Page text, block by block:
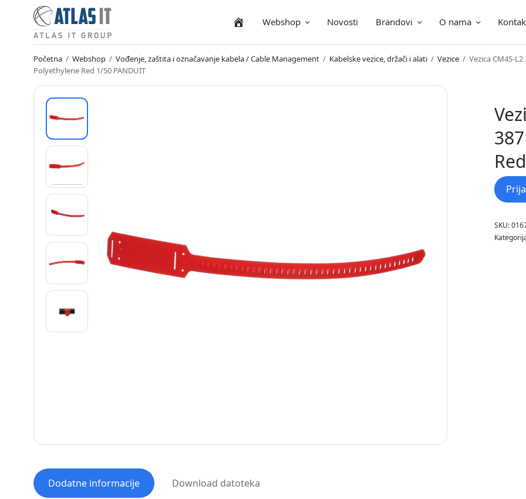
NaslovnicaWebshop Novosti Brandovi O nama
Početna / Webshop / Vođenje, zaštita i označavanje kabela / Cable Management / Kabelske vezice, držači i alati / Vezice / Vezica CM4S-
Polyethylene Red 1/50 PANDUIT
SKU:
Dodatne informacije Download datoteka